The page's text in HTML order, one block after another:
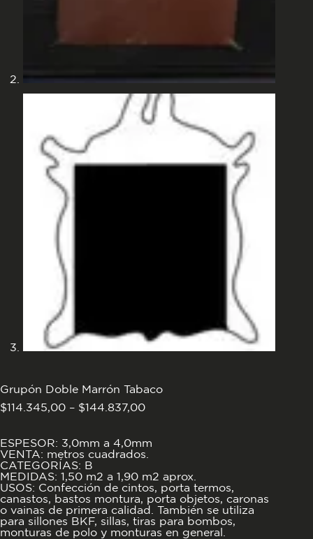
Grupón Doble Marrón Tabaco
$114.345,00 – $144.837,00Rango
desde
$114.345,00
$144.837,00
ESPESOR: 3,0mm a 4,0mm
VENTA: metros cuadrados.
CATEGORÍAS: B
MEDIDAS: 1,50 m2 a 1,90 m2 aprox.
USOS: Confección de cintos, porta termos,
canastos, bastos montura, porta objetos, caronas
o vainas de primera calidad. También se utiliza
para sillones BKF, sillas, tiras para bombos,
monturas de polo y monturas en general.